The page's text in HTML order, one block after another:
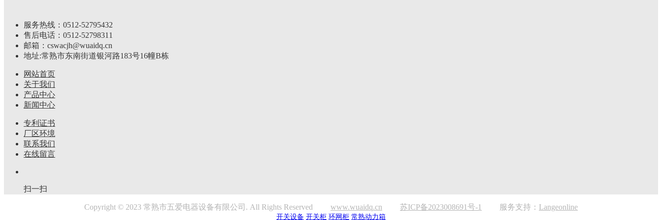
服务热线：0512-52795432
售后电话：0512-52798311
邮箱：cswacjh@wuaidq.cn
地址:常熟市东南街道银河路183号16幢B栋
网站首页
关于我们
产品中心
新闻中心
专利证书
厂区环境
联系我们
在线留言
扫一扫
Copyright © 2023 常熟市五爱电器设备有限公司. All Rights Reserved www.wuaidq.cn 苏ICP备2023008691号-1 服务支持： Langeonline
开关设备 开关柜 环网柜 常熟动力箱